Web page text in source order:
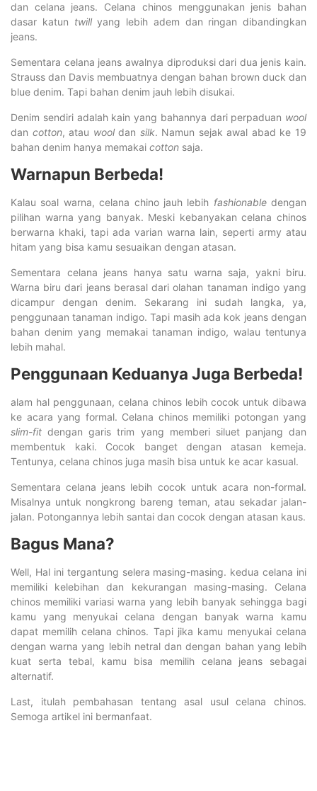
dan celana jeans. Celana chinos menggunakan jenis bahan
dasar katun twillyang lebih adem dan ringan dibandingkan
jeans.
Sementara celana jeans awalnya diproduksi dari dua jenis kain.
Strauss dan Davis membuatnya dengan bahan brown duck dan
blue denim. Tapi bahan denim jauh lebih disukai.
Denim sendiri adalah kain yang bahannya dari perpaduan wool
dan cotton, atau wooldan silk. Namun sejak awal abad ke 19
bahan denim hanya memakai cotton saja.
Warnapun Berbeda!
Kalau soal warna, celana chino jauh lebih fashionable dengan
pilihan warna yang banyak. Meski kebanyakan celana chinos
berwarna khaki, tapi ada varian warna lain, seperti army atau
hitam yang bisa kamu sesuaikan dengan atasan.
Sementara celana jeans hanya satu warna saja, yakni biru.
Warna biru dari jeans berasal dari olahan tanaman indigo yang
dicampur dengan denim. Sekarang ini sudah langka, ya,
penggunaan tanaman indigo. Tapi masih ada kok jeans dengan
bahan denim yang memakai tanaman indigo, walau tentunya
lebih mahal.
Penggunaan Keduanya Juga Berbeda!
alam hal penggunaan, celana chinos lebih cocok untuk dibawa
ke acara yang formal. Celana chinos memiliki potongan yang
slim-fitdengan garis trim yang memberi siluet panjang dan
membentuk kaki. Cocok banget dengan atasan kemeja.
Tentunya, celana chinos juga masih bisa untuk ke acar kasual.
Sementara celana jeans lebih cocok untuk acara non-formal.
Misalnya untuk nongkrong bareng teman, atau sekadar jalan-
jalan. Potongannya lebih santai dan cocok dengan atasan kaus.
Bagus Mana?
Well, Hal ini tergantung selera masing-masing. kedua celana ini
memiliki kelebihan dan kekurangan masing-masing. Celana
chinos memiliki variasi warna yang lebih banyak sehingga bagi
kamu yang menyukai celana dengan banyak warna kamu
dapat memilih celana chinos. Tapi jika kamu menyukai celana
dengan warna yang lebih netral dan dengan bahan yang lebih
kuat serta tebal, kamu bisa memilih celana jeans sebagai
alternatif.
Last, itulah pembahasan tentang asal usul celana chinos.
Semoga artikel ini bermanfaat.